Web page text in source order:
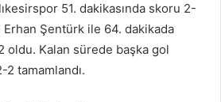
51. dakikasında skoru 2-
Erhan Şentürk ile 64. dakikada
oldu. Kalan sürede başka gol
2 tamamlandı.